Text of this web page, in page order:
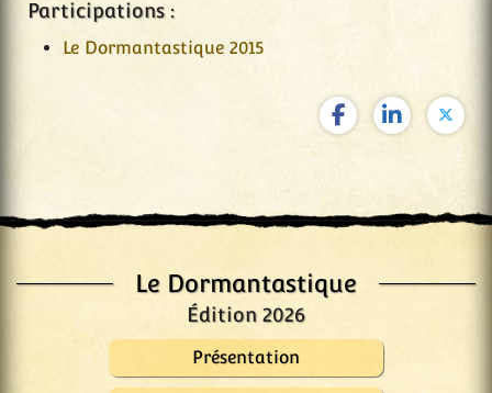
Le Dormantastique
Édition 2026
Présentation
Participations :
Le Dormantastique 2015